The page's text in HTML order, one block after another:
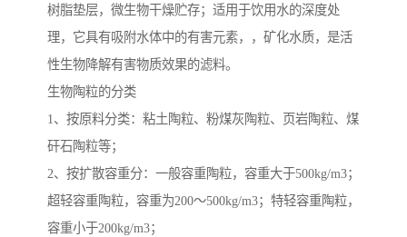
树脂垫层，微生物干燥贮存；适用于饮用水的深度处
理，它具有吸附水体中的有害元素，，矿化水质，是活
性生物降解有害物质效果的滤料。
生物陶粒的分类
1、按原料分类：粘土陶粒、粉煤灰陶粒、页岩陶粒、煤
矸石陶粒等；
2、按扩散容重分：一般容重陶粒，容重大于500kg/m3；
超轻容重陶粒，容重为200～500kg/m3；特轻容重陶粒，
容重小于200kg/m3；